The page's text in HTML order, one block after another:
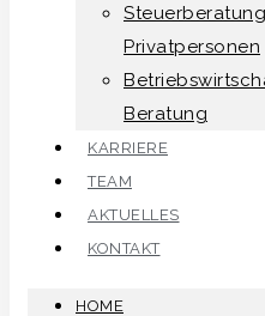
Steuerberatung
Privatpersonen
Beratung
KARRIERE
TEAM
AKTUELLES
KONTAKT
HOME